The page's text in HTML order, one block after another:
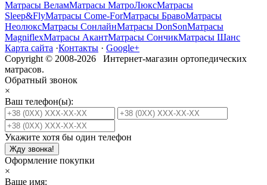
Матрасы ВеламМатрасы МатроЛюксМатрасы
Sleep&FlyМатрасы Come-ForМатрасы БравоМатрасы
НеолюксМатрасы СонлайнМатрасы DonSonМатрасы
MagniflexМатрасы АкантМатрасы СончикМатрасы Шанс
Карта сайта ·Контакты · Google+
Copyright © 2008-2026 Интернет-магазин ортопедических
матрасов.
Обратный звонок
×
Ваш телефон(ы):
Укажите хотя бы один телефон
Жду звонка!
Оформление покупки
×
Ваше имя: